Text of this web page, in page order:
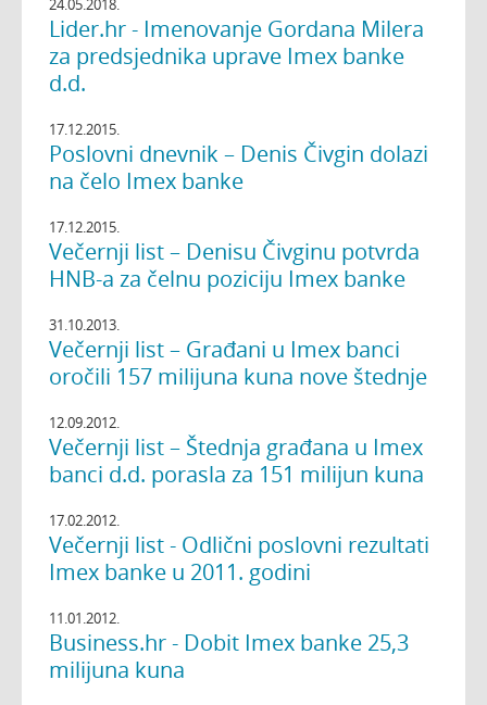
24.05.2018.
Lider.hr - Imenovanje Gordana Milera
za predsjednika uprave Imex banke
d.d.
17.12.2015.
Poslovni dnevnik – Denis Čivgin dolazi
na čelo Imex banke
17.12.2015.
Večernji list – Denisu Čivginu potvrda
HNB-a za čelnu poziciju Imex banke
31.10.2013.
Večernji list – Građani u Imex banci
oročili 157 milijuna kuna nove štednje
12.09.2012.
Večernji list – Štednja građana u Imex
banci d.d. porasla za 151 milijun kuna
17.02.2012.
Večernji list - Odlični poslovni rezultati
Imex banke u 2011. godini
11.01.2012.
Business.hr - Dobit Imex banke 25,3
milijuna kuna